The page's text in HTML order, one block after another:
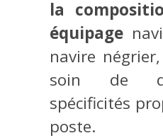
la
équipage
navire
soin de
spécificités
poste.